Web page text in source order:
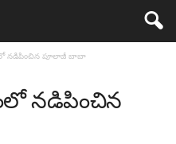
నడిపించిన పూలాజీ బాబా
నడిపించిన